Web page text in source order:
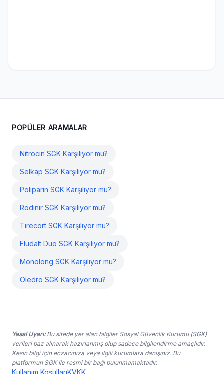
POPÜLER ARAMALAR
Nitrocin SGK Karşılıyor mu?
Selkap SGK Karşılıyor mu?
Poliparin SGK Karşılıyor mu?
Rodinir SGK Karşılıyor mu?
Tirecort SGK Karşılıyor mu?
Fludalt Duo SGK Karşılıyor mu?
Monolong SGK Karşılıyor mu?
Oledro SGK Karşılıyor mu?
Yasal Uyarı:Bu sitede yer alan bilgiler Sosyal Güvenlik Kurumu (SGK)
verileri baz alınarak hazırlanmış olup sadece bilgilendirme amaçlıdır.
Kesin bilgi için eczacınıza veya ilgili kurumlara danışınız. Bu
platformun SGK ile resmi bir bağı bulunmamaktadır.
Kullanım KoşullarıKVKK